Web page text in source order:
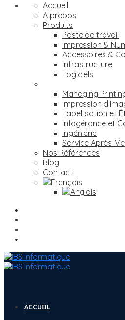
Accueil
A propos
Produits
Poste de travail
Impression &
Accessoires &
Infrastructure
Logiciels
Managing
Impression
Labellisation et
Infogérance et
Ingénierie
Service Après-
Nos Références
Blog
Contact
ACCUEIL